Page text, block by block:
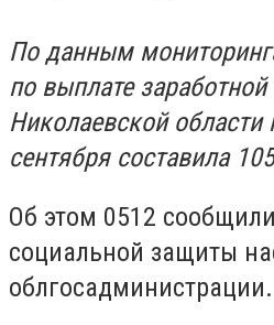
По данным
по выплате
Николаевской
сентября составила
Об этом 0512
социальной защиты
облгосадминистрации.